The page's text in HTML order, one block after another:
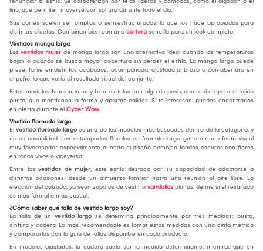
lino, que permiten moverse con soltura durante todo el día.
Sus cortes suelen ser amplios o semiestructurados, lo que los hace apropiados para
distintas siluetas. Combinan bien con una cartera sencilla para un look completo.
Vestidos manga larga
Los vestidos mujer de manga larga son una alternativa ideal cuando las temperaturas
bajan o cuando se busca mayor cobertura sin perder el estilo. La manga larga puede
presentarse en distintos acabados: acampanada, ajustada al brazo o con abertura en
el puño, lo que varía el resultado visual del conjunto.
Estos modelos funcionan muy bien en telas con algo de peso, como el crepe o el tejido
punto, que mantienen la forma y aportan calidez. Si te interesan, puedes encontrarlos
en oferta durante el Cyber Wow.
Vestido floreado largo
El vestido floreado largo es uno de los modelos más buscados dentro de la categoría, y
no es casualidad. Los estampados florales en formato largo generan un efecto visual
muy favorecedor, especialmente cuando el diseño combina fondos oscuros con flores
en tonos vivos o viceversa.
Entre los vestidos de mujer, este estilo destaca por su capacidad de adaptarse a
distintas ocasiones: desde un almuerzo familiar hasta una reunión al aire libre. La
elección del calzado, ya sean zapatos de vestir o sandalias planas, define si el resultado
es más formal o más casual.
¿Cómo saber qué talla de vestido largo soy?
La talla de un vestido largo se determina principalmente por tres medidas: busto,
cintura y cadera. Lo más recomendable es tomar estas medidas con una cinta métrica
y compararlas con la guía de tallas disponible en cada producto.
En modelos ajustados, la cadera suele ser la medida determinante, mientras que en